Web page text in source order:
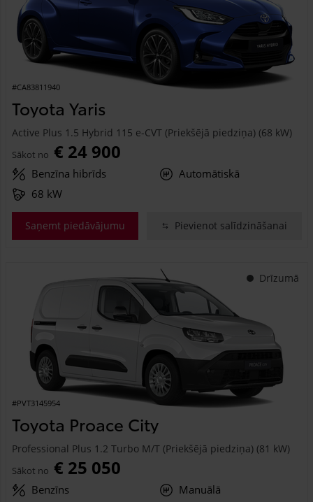
#CA83811940
Toyota Yaris
Active Plus 1.5 Hybrid 115 e-CVT (Priekšējā piedziņa) (68 kW)
Sākot no € 24 900
Benzīna hibrīds
Automātiskā
68 kW
Saņemt piedāvājumu Pievienot salīdzināšanai
Drīzumā
#PVT3145954
Toyota Proace City
Professional Plus 1.2 Turbo M/T (Priekšējā piedziņa) (81 kW)
Sākot no € 25 050
Benzīns
Manuālā